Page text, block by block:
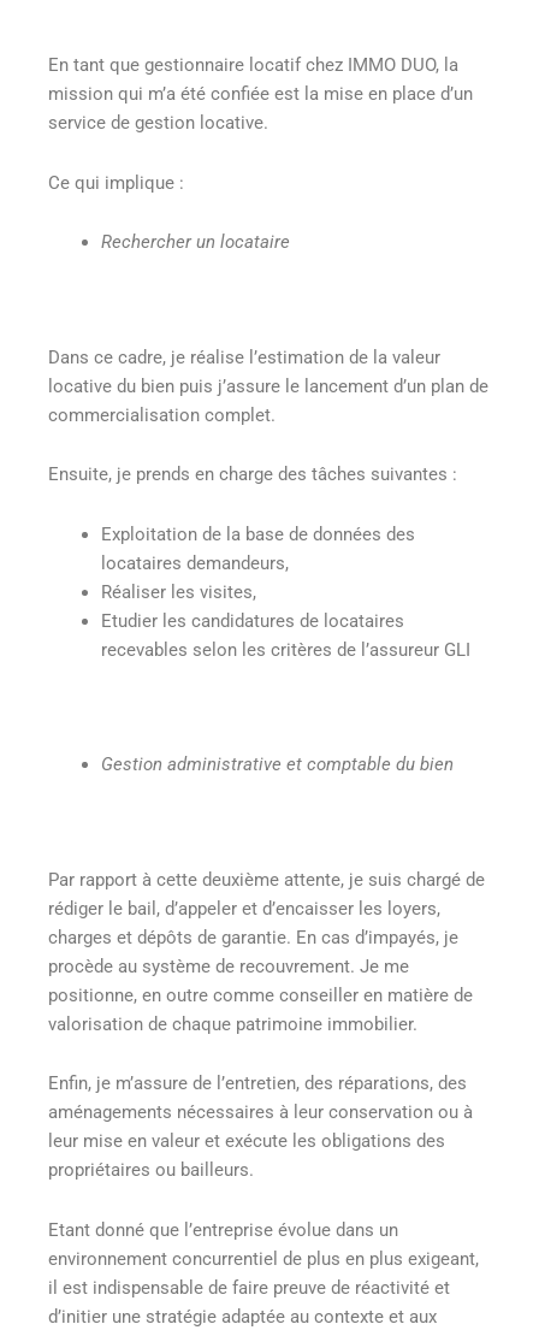
En tant que gestionnaire locatif chez IMMO DUO, la
mission qui m’a été confiée est la mise en place d’un
service de gestion locative.
Ce qui implique :
Rechercher un locataire
Dans ce cadre, je réalise l’estimation de la valeur
locative du bien puis j’assure le lancement d’un plan de
commercialisation complet.
Ensuite, je prends en charge des tâches suivantes :
Exploitation de la base de données des
locataires demandeurs,
Réaliser les visites,
Etudier les candidatures de locataires
recevables selon les critères de l’assureur GLI
Gestion administrative et comptable du bien
Par rapport à cette deuxième attente, je suis chargé de
rédiger le bail, d’appeler et d’encaisser les loyers,
charges et dépôts de garantie. En cas d’impayés, je
procède au système de recouvrement. Je me
positionne, en outre comme conseiller en matière de
valorisation de chaque patrimoine immobilier.
Enfin, je m’assure de l’entretien, des réparations, des
aménagements nécessaires à leur conservation ou à
leur mise en valeur et exécute les obligations des
propriétaires ou bailleurs.
Etant donné que l’entreprise évolue dans un
environnement concurrentiel de plus en plus exigeant,
il est indispensable de faire preuve de réactivité et
d’initier une stratégie adaptée au contexte et aux